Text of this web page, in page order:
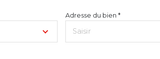
Adresse du bien *